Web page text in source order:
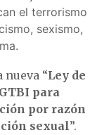
el terrorismo
sexismo,
nueva “Ley de
para
por razón
sexual”.